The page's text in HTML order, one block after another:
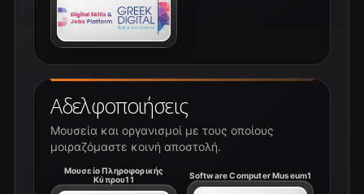
Αδελφοποιήσεις
Μουσεία και οργανισμοί με τους οποίους
μοιραζόμαστε κοινή αποστολή.
Μουσείο Πληροφορικής
Κύπρου11
Software Computer Museum1